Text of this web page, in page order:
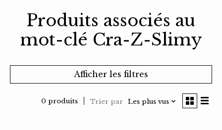
Produits associés au
mot-clé Cra-Z-Slimy
Afficher les filtres
0 produits Trier par Les plus vus